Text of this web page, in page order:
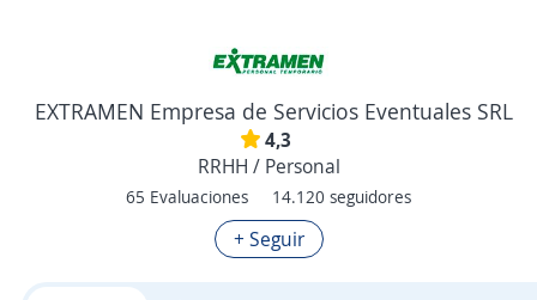
EXTRAMEN Empresa de Servicios Eventuales SRL
4,3
RRHH / Personal
65 Evaluaciones 14.120 seguidores
+ Seguir